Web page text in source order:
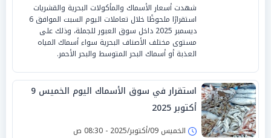
شهدت أسعار الأسماك والمأكولات البحرية والقشريات
استقرارًا ملحوظًا خلال تعاملات اليوم السبت الموافق 6
ديسمبر 2025 داخل سوق العبور للجملة، وذلك على
مستوى مختلف الأصناف البحرية سواء أسماك المياه
العذبة أو أسماك البحر المتوسط والبحر الأحمر.
استقرار في سوق الأسماك اليوم الخميس 9
أكتوبر 2025
الخميس 09/أكتوبر/2025 - 08:30 ص